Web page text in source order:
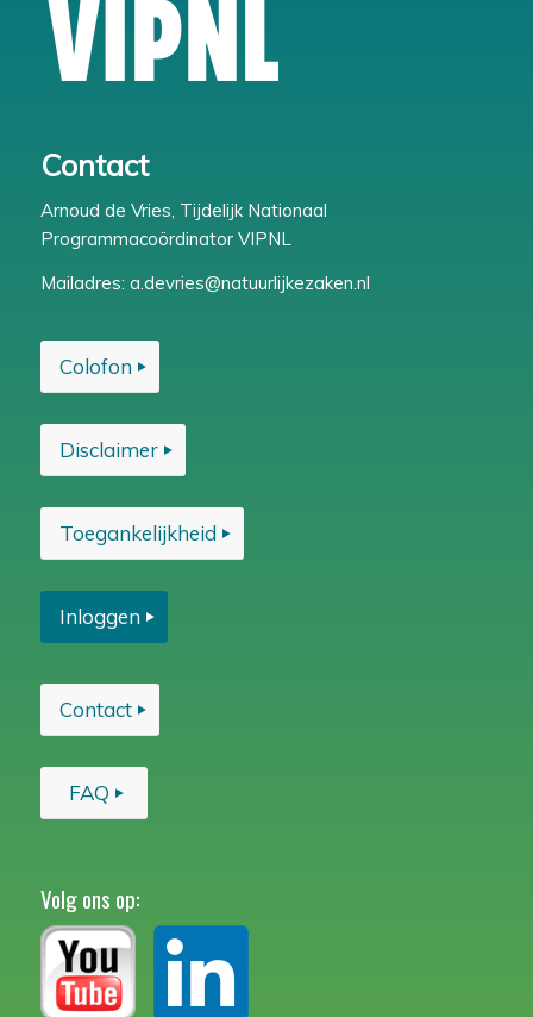
Contact
Arnoud de Vries, Tijdelijk Nationaal
Programmacoördinator VIPNL
Mailadres: a.devries@natuurlijkezaken.nl
Colofon
Disclaimer
Toegankelijkheid
Inloggen
Contact
FAQ
Volg ons op: